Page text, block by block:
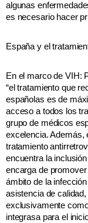
algunas
es necesario hacer
España y el
En el marco de VIH:
“el tratamiento que
españolas es de
acceso a todos los
grupo de médicos
excelencia. Además,
tratamiento
encuentra la
encarga de
ámbito de la
asistencia de
exclusivamente
integrasa para el